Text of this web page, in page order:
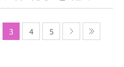
협력부) 채용공고 (~9/14)
3 4 5